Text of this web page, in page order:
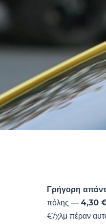
Γρήγορη
πόλης — 4,30 €
€/χλμ πέραν